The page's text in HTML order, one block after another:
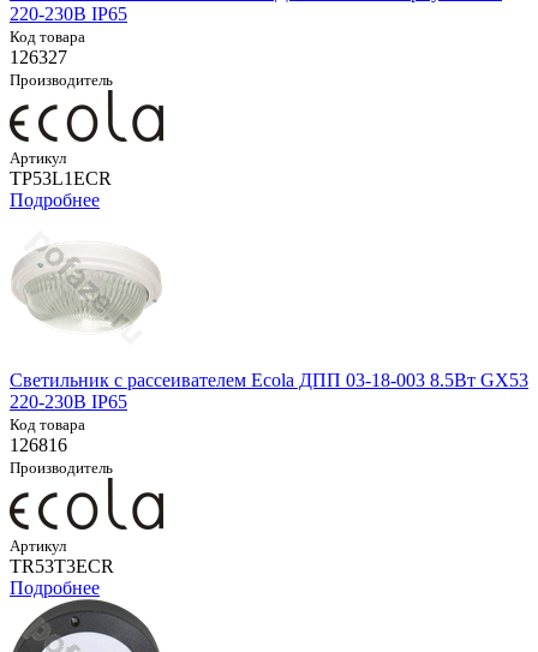
220-230В IP65
Код товара
126327
Производитель
Артикул
TP53L1ECR
Подробнее
Светильник с рассеивателем Ecola ДПП 03-18-003 8.5Вт GX53
220-230В IP65
Код товара
126816
Производитель
Артикул
TR53T3ECR
Подробнее